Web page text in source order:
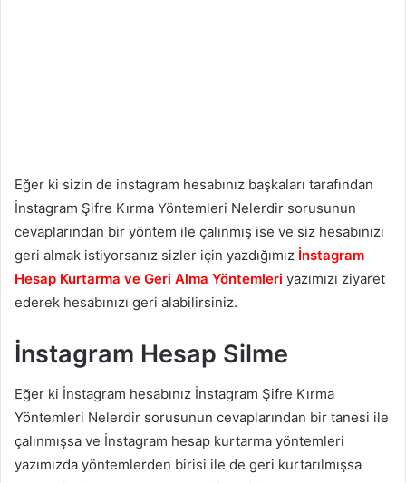
Eğer ki sizin de instagram hesabınız başkaları tarafından
İnstagram Şifre Kırma Yöntemleri Nelerdir sorusunun
cevaplarından bir yöntem ile çalınmış ise ve siz hesabınızı
geri almak istiyorsanız sizler için yazdığımız İnstagram
Hesap Kurtarma ve Geri Alma Yöntemleri yazımızı ziyaret
ederek hesabınızı geri alabilirsiniz.
İnstagram Hesap Silme
Eğer ki İnstagram hesabınız İnstagram Şifre Kırma
Yöntemleri Nelerdir sorusunun cevaplarından bir tanesi ile
çalınmışsa ve İnstagram hesap kurtarma yöntemleri
yazımızda yöntemlerden birisi ile de geri kurtarılmışsa